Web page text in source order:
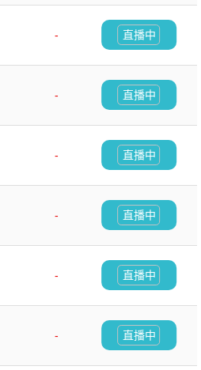
-
直播中
-
直播中
-
直播中
-
直播中
-
直播中
-
直播中